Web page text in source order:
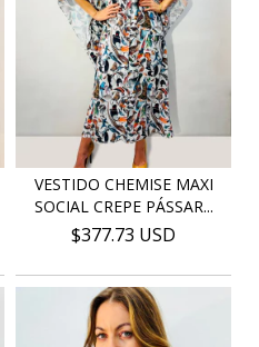
VESTIDO CHEMISE MAXI
SOCIAL CREPE PÁSSAR...
$377.73 USD